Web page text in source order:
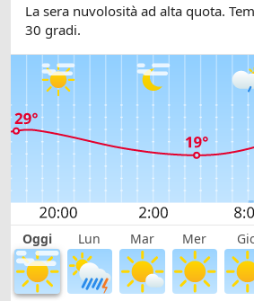
La sera nuvolosità ad alta quota.
30 gradi.
Oggi Lun Mar Mer